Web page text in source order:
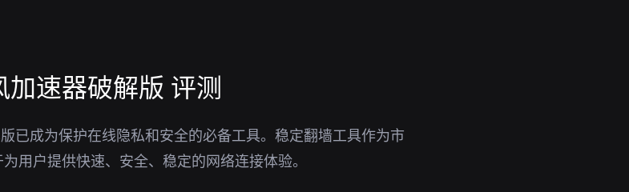
加速器破解版 评测
已成为保护在线隐私和安全的必备工具。稳定翻墙工具作为市
用户提供快速、安全、稳定的网络连接体验。